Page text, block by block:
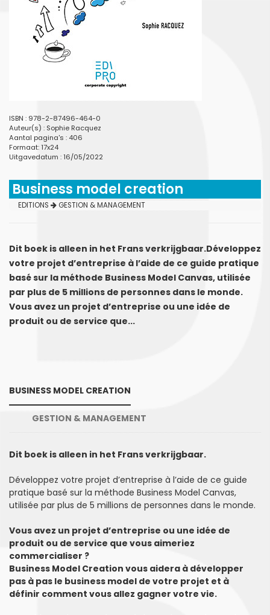
ISBN : 978-2-87496-464-0
Auteur(s) : Sophie Racquez
Aantal pagina's : 406
Formaat: 17x24
Uitgavedatum : 16/05/2022
Business model creation
EDITIONS GESTION & MANAGEMENT
Dit boek is alleen in het Frans verkrijgbaar.Développez
votre projet d’entreprise à l’aide de ce guide pratique
basé sur la méthode Business Model Canvas, utilisée
par plus de 5 millions de personnes dans le monde.
Vous avez un projet d’entreprise ou une idée de
produit ou de service que...
BUSINESS MODEL CREATION
GESTION & MANAGEMENT
Dit boek is alleen in het Frans verkrijgbaar.
Développez votre projet d’entreprise à l’aide de ce guide
pratique basé sur la méthode Business Model Canvas,
utilisée par plus de 5 millions de personnes dans le monde.
Vous avez un projet d’entreprise ou une idée de
produit ou de service que vous aimeriez
commercialiser ?
Business Model Creation vous aidera à développer
pas à pas le business model de votre projet et à
définir comment vous allez gagner votre vie.